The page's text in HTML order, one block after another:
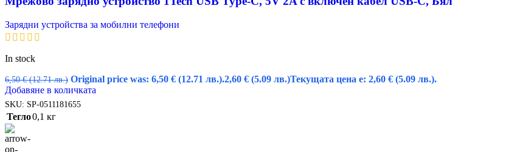
Зарядни устройства за мобилни телефони
In stock
6,50€ (12.71 лв.) Original price was: 6,50 € (12.71 лв.).2,60 € (5.09 лв.)Текущата цена е: 2,60 € (5.09 лв.).
Добавяне в количката
SKU: SP-0511181655
Тегло0,1 кг